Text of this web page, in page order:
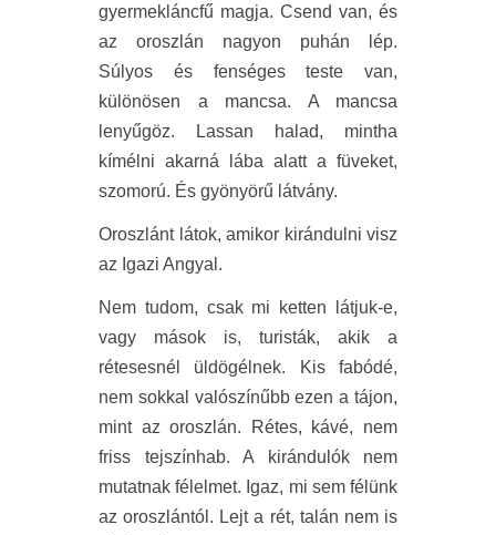
gyermekláncfű magja. Csend van, és
az oroszlán nagyon puhán lép.
Súlyos és fenséges teste van,
különösen a mancsa. A mancsa
lenyűgöz. Lassan halad, mintha
kímélni akarná lába alatt a füveket,
szomorú. És gyönyörű látvány.
Oroszlánt látok, amikor kirándulni visz
az Igazi Angyal.
Nem tudom, csak mi ketten látjuk-e,
vagy mások is, turisták, akik a
rétesesnél üldögélnek. Kis fabódé,
nem sokkal valószínűbb ezen a tájon,
mint az oroszlán. Rétes, kávé, nem
friss tejszínhab. A kirándulók nem
mutatnak félelmet. Igaz, mi sem félünk
az oroszlántól. Lejt a rét, talán nem is